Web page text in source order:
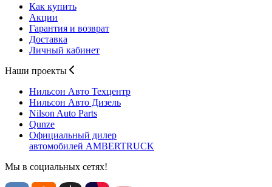
Как купить
Акции
Гарантия и возврат
Доставка
Личный кабинет
Наши проекты
Нильсон Авто Техцентр
Нильсон Авто Дизель
Nilson Auto Parts
Qunze
Официальный дилер
автомобилей AMBERTRUCK
Мы в социальных сетях!